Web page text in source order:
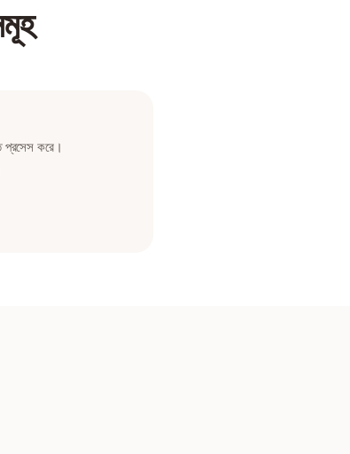
করে।